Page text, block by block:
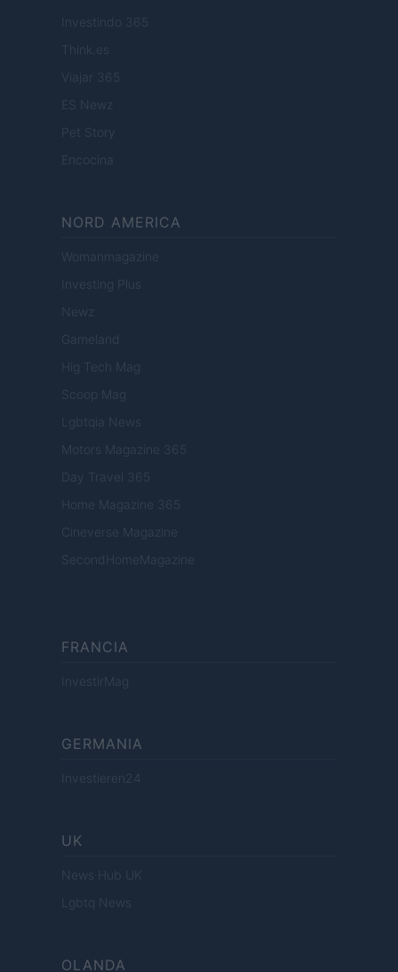
Investindo 365
Think.es
Viajar 365
ES Newz
Pet Story
Encocina
NORD AMERICA
Womanmagazine
Investing Plus
Newz
Gameland
Hig Tech Mag
Scoop Mag
Lgbtqia News
Motors Magazine 365
Day Travel 365
Home Magazine 365
Cineverse Magazine
SecondHomeMagazine
FRANCIA
InvestirMag
GERMANIA
Investieren24
UK
News Hub UK
Lgbtq News
OLANDA